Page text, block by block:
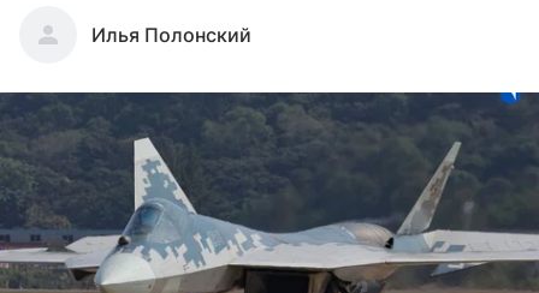
Илья Полонский